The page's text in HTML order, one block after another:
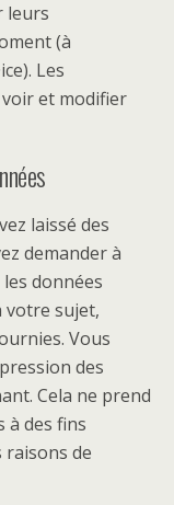
leurs
(à
Les
et modifier
laissé des
demander à
données
votre sujet,
Vous
des
Cela ne prend
à des fins
de